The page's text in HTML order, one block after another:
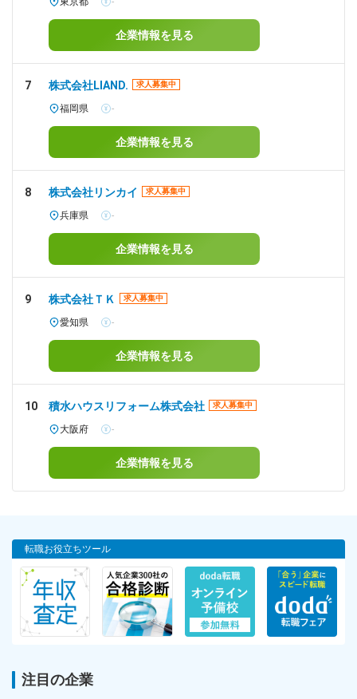
企業情報を見る
7 株式会社LIAND. 求人募集中
福岡県 -
企業情報を見る
8 株式会社リンカイ 求人募集中
兵庫県 -
企業情報を見る
9 株式会社ＴＫ 求人募集中
愛知県 -
企業情報を見る
10 積水ハウスリフォーム株式会社 求人募集中
大阪府 -
企業情報を見る
転職お役立ちツール
注目の企業